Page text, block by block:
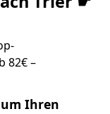
82€ –
Ihren